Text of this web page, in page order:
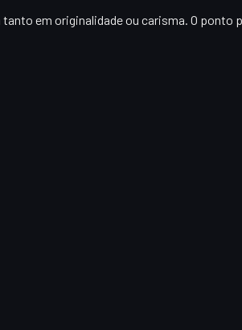
em originalidade ou carisma. O